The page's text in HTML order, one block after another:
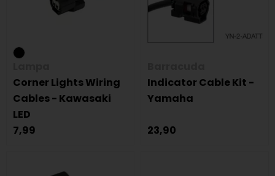
Corner Lights Wiring
Cables - Kawasaki
LED
7,99
Indicator Cable Kit -
Yamaha
23,90